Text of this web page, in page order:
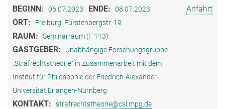
Anfahrt
BEGINN: 06.07.2023 ENDE: 08.07.2023
ORT: Freiburg, Fürstenbergstr. 19
RAUM: Seminarraum (F 113)
GASTGEBER:
Unabhängige Forschungsgruppe
„Strafrechtstheorie“ in Zusammenarbeit mit dem
Institut für Philosophie der Friedrich-Alexander-
Universität Erlangen-Nürnberg
KONTAKT: strafrechtstheorie@csl.mpg.de